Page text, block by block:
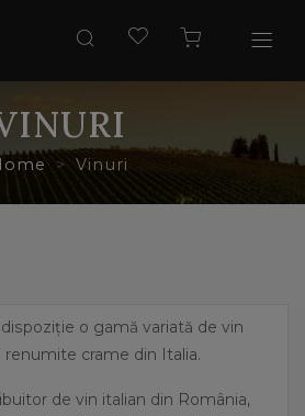
Vinuri
o gamă variată de vin
renumite crame din Italia.
de vin italian din România,